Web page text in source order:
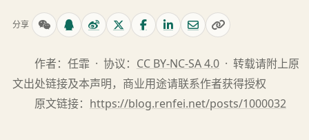
分享
作者：任霏 · 协议： CC BY-NC-SA 4.0· 转载请附上原
文出处链接及本声明，商业用途请联系作者获得授权
原文链接： https://blog.renfei.net/posts/1000032